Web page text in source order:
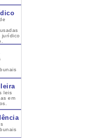
jurídico
leis
em